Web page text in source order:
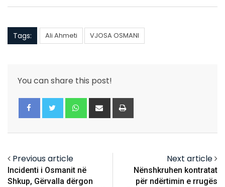
Tags: Ali Ahmeti VJOSA OSMANI
You can share this post!
Whatsapp
Share
via
Previous article
Incidenti i Osmanit në
Shkup, Gërvalla dërgon
Next article
Nënshkruhen kontratat
për ndërtimin e rrugës